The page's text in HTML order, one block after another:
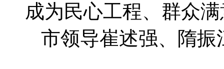
成为民心工程、群众
市领导崔述强、隋振